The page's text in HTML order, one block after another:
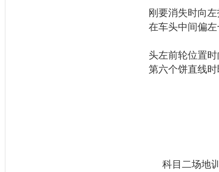
刚要消失时向
在车头中间偏
头左前轮位置
第六个饼直线
科目二场地